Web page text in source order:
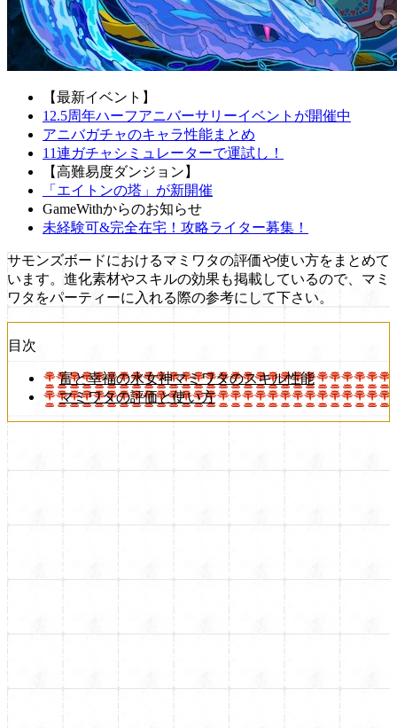
【最新イベント】
12.5周年ハーフアニバーサリーイベントが開催中
アニバガチャのキャラ性能まとめ
11連ガチャシミュレーターで運試し！
【高難易度ダンジョン】
「エイトンの塔」が新開催
GameWithからのお知らせ
未経験可&完全在宅！攻略ライター募集！
サモンズボードにおけるマミワタの評価や使い方をまとめて
います。進化素材やスキルの効果も掲載しているので、マミ
ワタをパーティーに入れる際の参考にして下さい。
目次
富と幸福の水女神マミワタのスキル性能
マミワタの評価と使い方